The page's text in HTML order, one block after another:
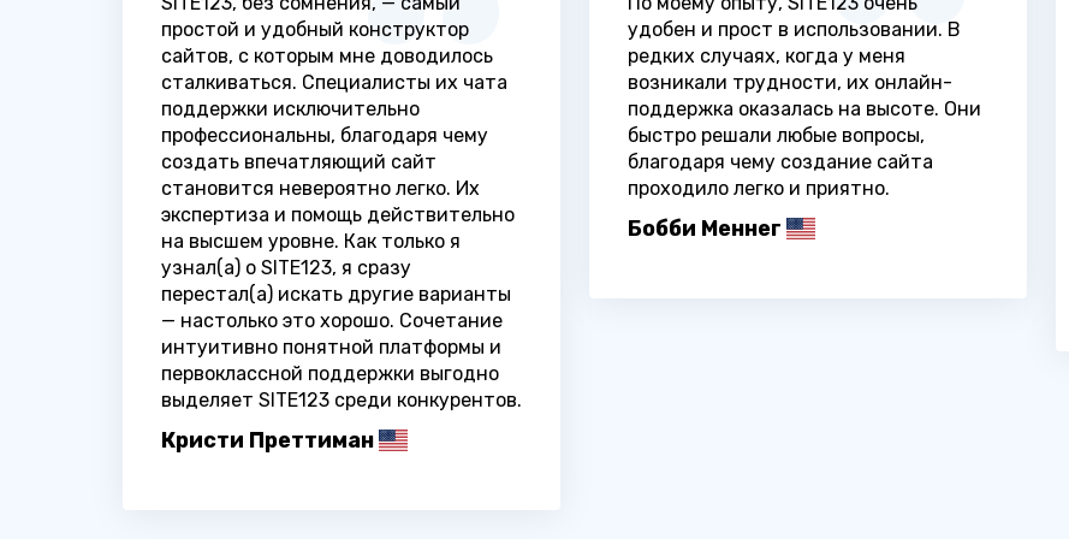
простой и удобный конструктор
сайтов, с которым мне доводилось
сталкиваться. Специалисты их чата
поддержки исключительно
профессиональны, благодаря чему
создать впечатляющий сайт
становится невероятно легко. Их
экспертиза и помощь действительно
на высшем уровне. Как только я
узнал(а) о SITE123, я сразу
перестал(а) искать другие варианты
— настолько это хорошо. Сочетание
интуитивно понятной платформы и
первоклассной поддержки выгодно
выделяет SITE123 среди конкурентов.
Кристи Преттиман
удобен и прост в использовании. В
редких случаях, когда у меня
возникали трудности, их онлайн-
поддержка оказалась на высоте. Они
быстро решали любые вопросы,
благодаря чему создание сайта
проходило легко и приятно.
Бобби Меннег